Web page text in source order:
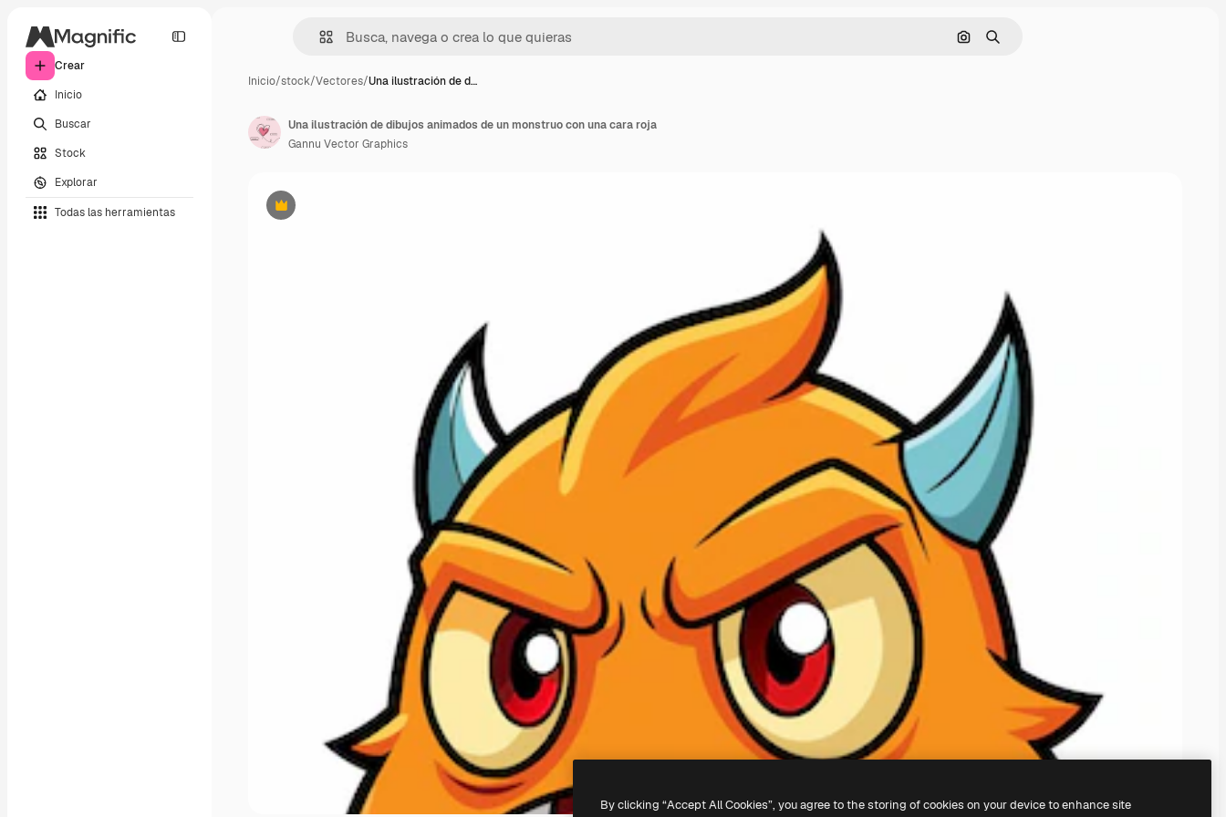
Crear
Inicio
Buscar
Stock
Explorar
Todas las herramientas
Buscar por imagen
Buscar
Inicio/stock/Vectores/Una ilustración de d…
Premium
Una ilustración de dibujos animados de un monstruo con una cara roja
Gannu Vector Graphics
By clicking “Accept All Cookies”, you agree to the storing of cookies on your device to enhance site